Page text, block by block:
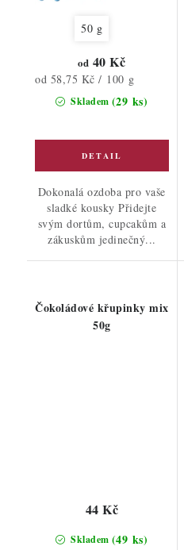
50 g
Skladem (29 ks)
od 40 Kč
Měrná
cena:
od 58,75 Kč / 100 g
Dokonalá ozdoba pro vaše
sladké kousky Přidejte
svým dortům, cupcakům a
zákuskům jedinečný...
Čokoládové křupinky mix
50g
Skladem (49 ks)
44 Kč